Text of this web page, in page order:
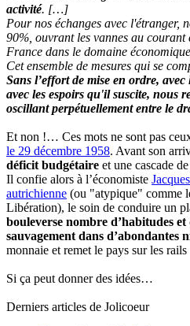
activité. […]
Pour nos échanges avec l'étranger,
90%, ouvrant les vannes au courant
France dans le domaine
Cet ensemble de mesures qui se
Sans l’effort de mise en ordre,
avec les espoirs qu'il suscite, nous
oscillant perpétuellement entre le
Et non !… Ces mots ne sont pas
le 29 décembre 1958. Avant son
déficit budgétaire et une cascade
Il confie alors à l’économiste
autrichienne (ou "atypique" comme
Libération), le soin de conduire un
bouleverse nombre d’habitudes
sauvagement dans d’abondantes
monnaie et remet le pays sur les
Si ça peut donner des idées…
Derniers articles de Jolicoeur